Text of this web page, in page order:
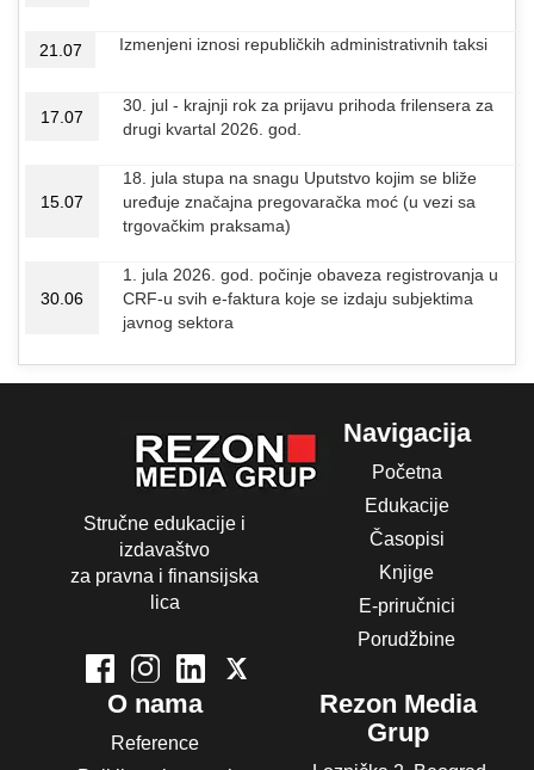
21.07 Izmenjeni iznosi republičkih administrativnih taksi
17.07
30. jul - krajnji rok za prijavu prihoda frilensera za
drugi kvartal 2026. god.
15.07
18. jula stupa na snagu Uputstvo kojim se bliže
uređuje značajna pregovaračka moć (u vezi sa
trgovačkim praksama)
30.06
1. jula 2026. god. počinje obaveza registrovanja u
CRF-u svih e-faktura koje se izdaju subjektima
javnog sektora
Stručne edukacije i
izdavaštvo
za pravna i finansijska
lica
Navigacija
Početna
Edukacije
Časopisi
Knjige
E-priručnici
Porudžbine
O nama
Reference
Rezon Media
Grup